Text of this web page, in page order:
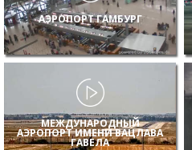
АЭРОПОРТ ГАМБУРГ
МЕЖДУНАРОДНЫЙ
АЭРОПОРТ ИМЕНИ ВАЦЛАВА
ГАВЕЛА